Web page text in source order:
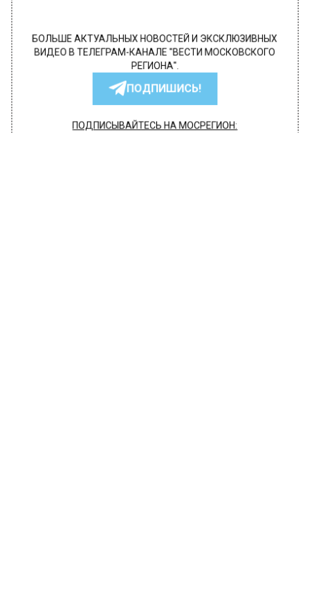
БОЛЬШЕ АКТУАЛЬНЫХ НОВОСТЕЙ И ЭКСКЛЮЗИВНЫХ
ВИДЕО В ТЕЛЕГРАМ-КАНАЛЕ "ВЕСТИ МОСКОВСКОГО
РЕГИОНА".
ПОДПИШИСЬ!
ПОДПИСЫВАЙТЕСЬ НА МОСРЕГИОН: